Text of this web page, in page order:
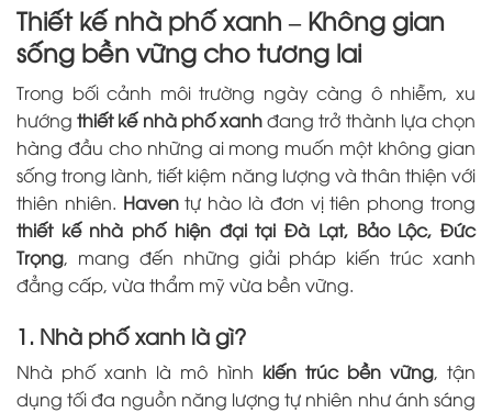
Thiết kế nhà phố xanh – Không gian
sống bền vững cho tương lai
Trong bối cảnh môi trường ngày càng ô nhiễm, xu
hướngthiết kế nhà phố xanhđang trở thành lựa chọn
hàng đầu cho những ai mong muốn một không gian
sống trong lành, tiết kiệm năng lượng và thân thiện với
thiên nhiên. Haventự hào là đơn vị tiên phong trong
thiết kế nhà phố hiện đại tại Đà Lạt, Bảo Lộc, Đức
Trọng, mang đến những giải pháp kiến trúc xanh
đẳng cấp, vừa thẩm mỹ vừa bền vững.
1. Nhà phố xanh là gì?
Nhà phố xanh là mô hình kiến trúc bền vững, tận
dụng tối đa nguồn năng lượng tự nhiên như ánh sáng